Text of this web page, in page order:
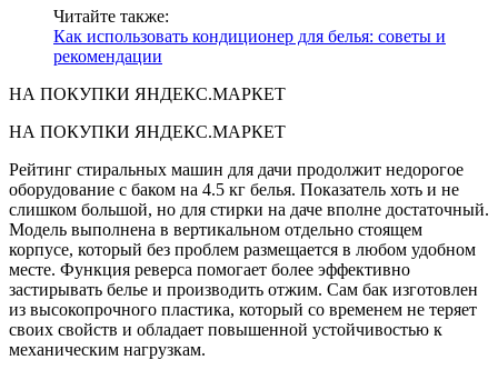
Читайте также:
Как использовать кондиционер для белья: советы и
рекомендации
НА ПОКУПКИ ЯНДЕКС.МАРКЕТ
НА ПОКУПКИ ЯНДЕКС.МАРКЕТ
Рейтинг стиральных машин для дачи продолжит недорогое
оборудование с баком на 4.5 кг белья. Показатель хоть и не
слишком большой, но для стирки на даче вполне достаточный.
Модель выполнена в вертикальном отдельно стоящем
корпусе, который без проблем размещается в любом удобном
месте. Функция реверса помогает более эффективно
застирывать белье и производить отжим. Сам бак изготовлен
из высокопрочного пластика, который со временем не теряет
своих свойств и обладает повышенной устойчивостью к
механическим нагрузкам.